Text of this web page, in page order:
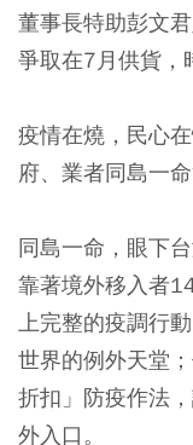
董事長特助彭文
爭取在7月供貨，
疫情在燒，民心
府、業者同島一命
同島一命，眼下
靠著境外移入者
上完整的疫調行
世界的例外天堂
折扣」防疫作法
外入口。